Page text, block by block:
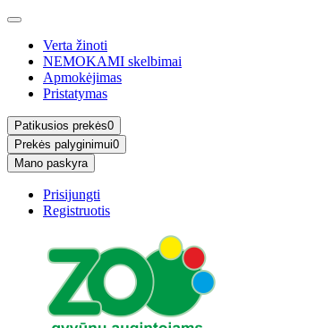
Verta žinoti
NEMOKAMI skelbimai
Apmokėjimas
Pristatymas
Patikusios prekės0
Prekės palyginimui0
Mano paskyra
Prisijungti
Registruotis